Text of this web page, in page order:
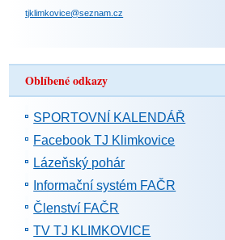
tjklimkovice@seznam.cz
Oblíbené odkazy
SPORTOVNÍ KALENDÁŘ
Facebook TJ Klimkovice
Lázeňský pohár
Informační systém FAČR
Členství FAČR
TV TJ KLIMKOVICE